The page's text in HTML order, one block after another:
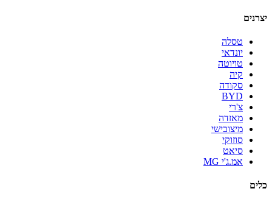
יצרנים
טסלה
יונדאי
טויוטה
קיה
סקודה
BYD
צ'רי
מאזדה
מיצובישי
סוזוקי
סיאט
אמ.ג'י MG
כלים